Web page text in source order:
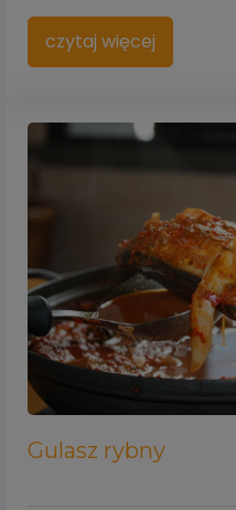
czytaj więcej
Gulasz rybny